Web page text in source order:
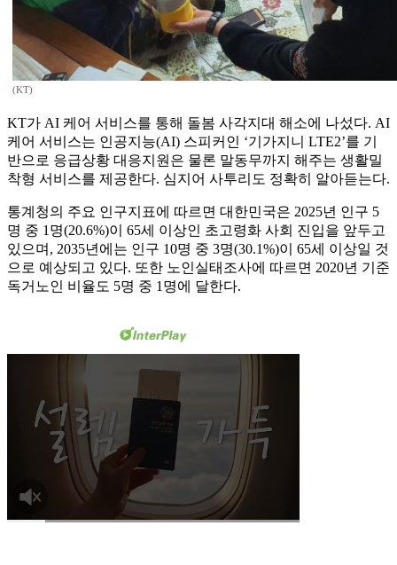
(KT)
KT가 AI 케어 서비스를 통해 돌봄 사각지대 해소에 나섰다. AI
케어 서비스는 인공지능(AI) 스피커인 ‘기가지니 LTE2’를 기
반으로 응급상황 대응지원은 물론 말동무까지 해주는 생활밀
착형 서비스를 제공한다. 심지어 사투리도 정확히 알아듣는다.
통계청의 주요 인구지표에 따르면 대한민국은 2025년 인구 5
명 중 1명(20.6%)이 65세 이상인 초고령화 사회 진입을 앞두고
있으며, 2035년에는 인구 10명 중 3명(30.1%)이 65세 이상일 것
으로 예상되고 있다. 또한 노인실태조사에 따르면 2020년 기준
독거노인 비율도 5명 중 1명에 달한다.